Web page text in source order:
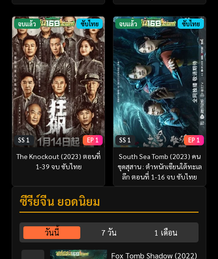
จบแล้ว ซับไทย
SS 1 EP 1
The Knockout (2023) ตอนที่
1-39 จบ ซับไทย
จบแล้ว ซับไทย
SS 1 EP 1
South Sea Tomb (2023) คน
ขุดสุสาน : ตำหนักเซียนใต้ทะเล
ลึก ตอนที่ 1-16 จบ ซับไทย
ซีรี่ย์จีน ยอดนิยม
วันนี้ 7 วัน 1 เดือน
Fox Tomb Shadow (2022)